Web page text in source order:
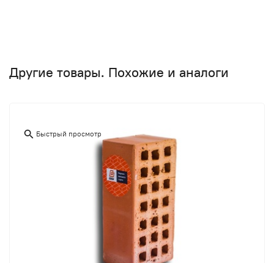
Другие товары. Похожие и аналоги
Быстрый просмотр